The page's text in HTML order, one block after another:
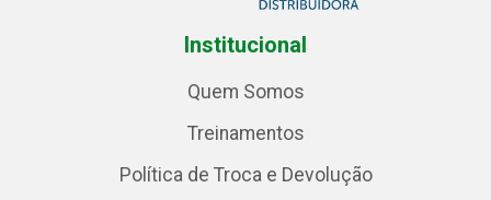
Institucional
Quem Somos
Treinamentos
Política de Troca e Devolução